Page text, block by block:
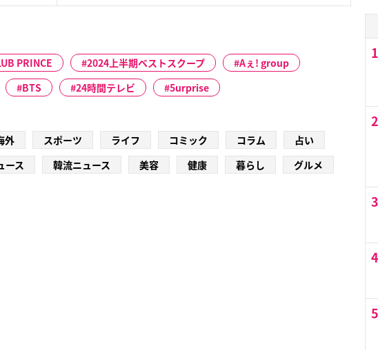
PRINCE 2024上半期ベストスクープ
Aぇ! group
BTS 24時間テレビ 5urprise
外 スポーツ ライフ コミック コラム
占い
ース 韓流ニュース 美容 健康 暮らし グルメ